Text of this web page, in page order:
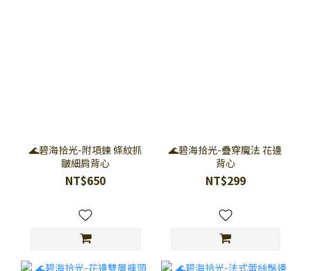
🌊碧海拾光-附項鍊 條紋抓
皺細肩背心
NT$650
🌊碧海拾光-疊穿魔法 花邊
背心
NT$299